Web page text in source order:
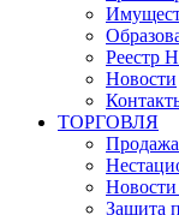
Реестр
Новости
ТОРГОВЛЯ
Новости
Защита